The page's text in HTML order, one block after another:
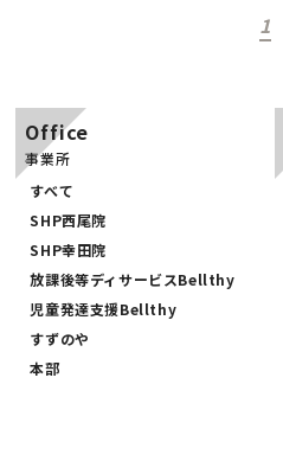
1
Office
事業所
すべて
SHP西尾院
SHP幸田院
放課後等ディサービスBellthy
児童発達支援Bellthy
すずのや
本部